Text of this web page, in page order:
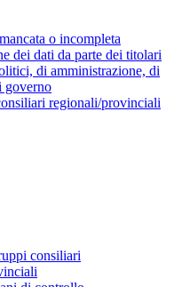
o incompleta
dei dati da parte dei titolari
di amministrazione, di
governo
regionali/provinciali
consiliari